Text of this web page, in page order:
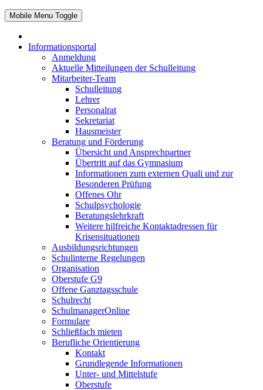
Mobile Menu Toggle
Informationsportal
Anmeldung
Aktuelle Mitteilungen der Schulleitung
Mitarbeiter-Team
Schulleitung
Lehrer
Personalrat
Sekretariat
Hausmeister
Beratung und Förderung
Übersicht und Ansprechpartner
Übertritt auf das Gymnasium
Informationen zum externen Quali und zur
Besonderen Prüfung
Offenes Ohr
Schulpsychologie
Beratungslehrkraft
Weitere hilfreiche Kontaktadressen für
Krisensituationen
Ausbildungsrichtungen
Schulinterne Regelungen
Organisation
Oberstufe G9
Offene Ganztagsschule
Schulrecht
SchulmanagerOnline
Formulare
Schließfach mieten
Berufliche Orientierung
Kontakt
Grundlegende Informationen
Unter- und Mittelstufe
Oberstufe